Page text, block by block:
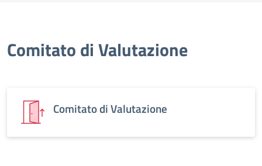
Comitato di Valutazione
Comitato di Valutazione